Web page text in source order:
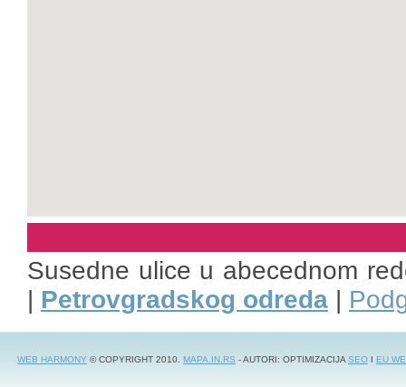
Susedne ulice u abecednom
| Petrovgradskog odreda |
WEB HARMONY © COPYRIGHT 2010. MAPA.IN.RS - AUTORI: OPTIMIZACIJA SEO I EU